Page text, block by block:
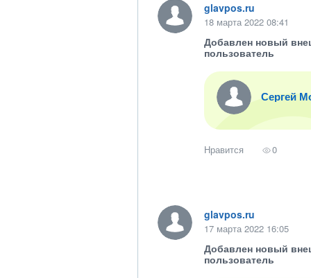
glavpos.ru
18 марта 2022 08:41
Добавлен новый
пользователь
Сергей
Нравится 0
glavpos.ru
17 марта 2022 16:05
Добавлен новый
пользователь